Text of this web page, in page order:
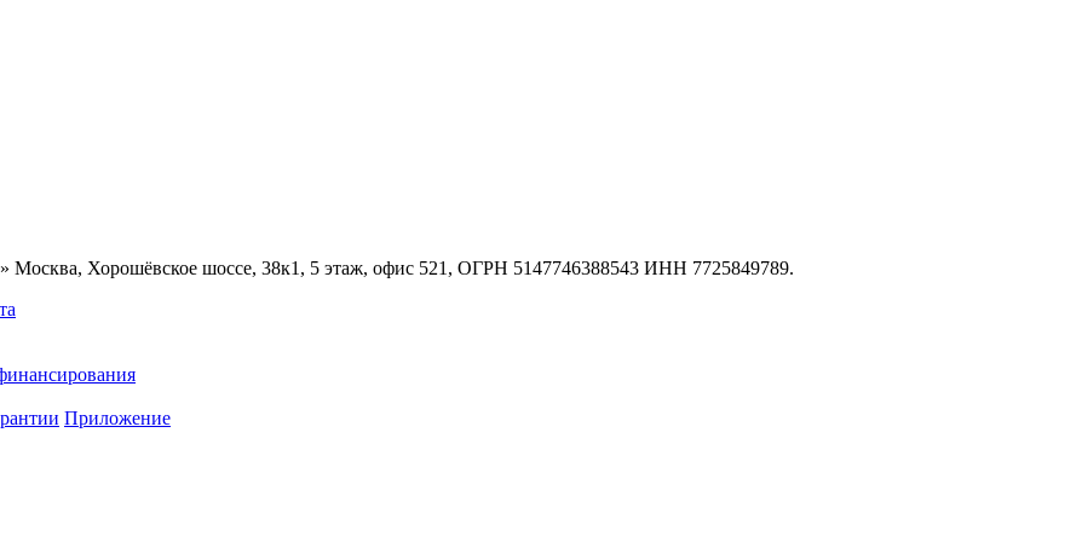
Москва, Хорошёвское шоссе, 38к1, 5 этаж, офис 521, ОГРН 5147746388543 ИНН 7725849789.
Приложение